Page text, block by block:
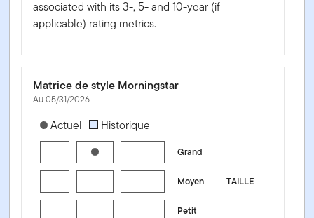
associated with its 3-, 5- and 10-year (if
applicable) rating metrics.
Matrice de style Morningstar
Au 05/31/2026
[products.morningstar-stylebox-title-sr-equity]
Actuel Historique
Grand
TAILLE
Moyen
Petit